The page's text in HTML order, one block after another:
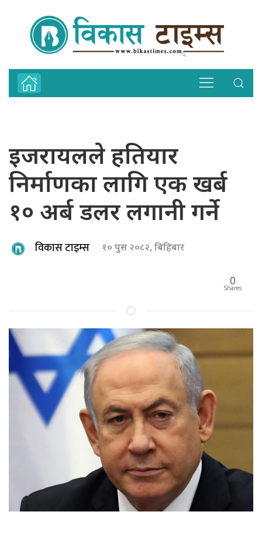
इजरायलले हतियार
निर्माणका लागि एक खर्ब
१० अर्ब डलर लगानी गर्ने
विकास टाइम्स १० पुस २०८२, बिहिबार
0
Shares